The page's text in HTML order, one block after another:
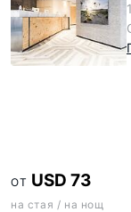
ОТ USD 73
на стая / на нощ